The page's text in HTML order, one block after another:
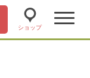
ショップ